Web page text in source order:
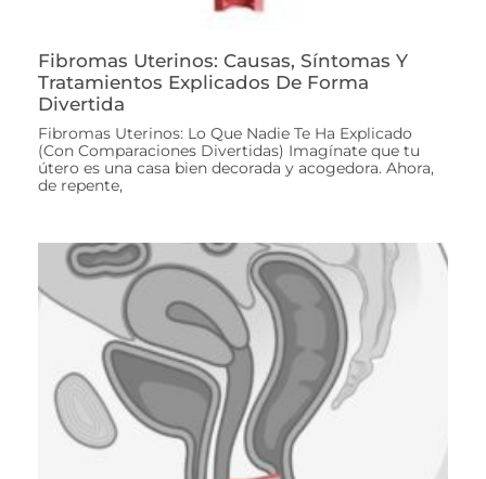
Fibromas Uterinos: Causas, Síntomas Y
Tratamientos Explicados De Forma
Divertida
Fibromas Uterinos: Lo Que Nadie Te Ha Explicado
(Con Comparaciones Divertidas) Imagínate que tu
útero es una casa bien decorada y acogedora. Ahora,
de repente,